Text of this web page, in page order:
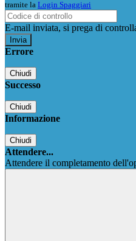
tramite la Login Spaggiari
E-mail inviata, si prega di
Errore
Chiudi
Successo
Chiudi
Informazione
Chiudi
Attendere...
Attendere il completamento